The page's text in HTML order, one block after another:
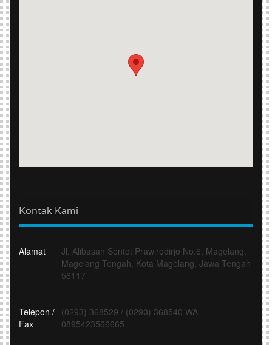
Kontak Kami
Alamat
Jl. Alibasah Sentot Prawirodirjo No.6, Magelang,
Magelang Tengah, Kota Magelang, Jawa Tengah
56117
Telepon /
Fax
(0293) 368529 / (0293) 368540 WA
0895423566665